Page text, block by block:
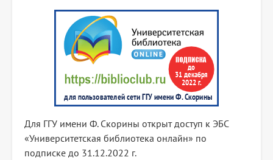
Для ГГУ имени Ф. Скорины открыт доступ к ЭБС
«Университетская библиотека онлайн» по
подписке до 31.12.2022 г.